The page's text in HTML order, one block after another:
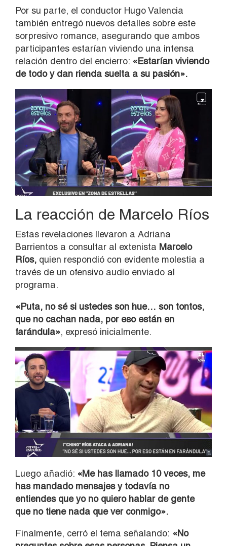
Por su parte, el conductor Hugo Valencia
también entregó nuevos detalles sobre este
sorpresivo romance, asegurando que ambos
participantes estarían viviendo una intensa
relación dentro del encierro: «Estarían viviendo
de todo y dan rienda suelta a su pasión».
La reacción de Marcelo Ríos
Estas revelaciones llevaron a Adriana
Barrientos a consultar al extenista Marcelo
Ríos, quien respondió con evidente molestia a
través de un ofensivo audio enviado al
programa.
«Puta, no sé si ustedes son hue… son tontos,
que no cachan nada, por eso están en
farándula», expresó inicialmente.
Luego añadió: «Me has llamado 10 veces, me
has mandado mensajes y todavía no
entiendes que yo no quiero hablar de gente
que no tiene nada que ver conmigo».
Finalmente, cerró el tema señalando: «No